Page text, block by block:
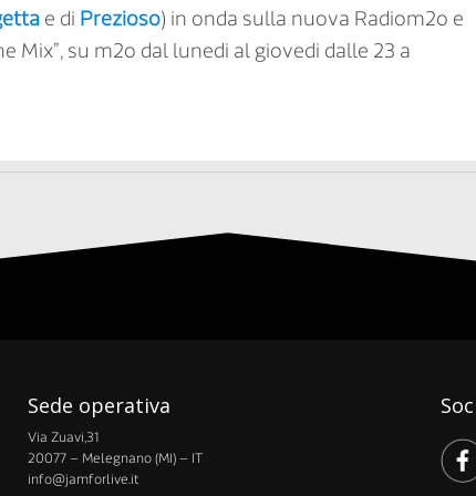
e di Prezioso) in onda sulla nuova Radiom2o e
Mix”, su m2o dal lunedi al giovedi dalle 23 a
Sede operativa
Via Zuavi,31
20077 – Melegnano (MI) – IT
info@jamforlive.it